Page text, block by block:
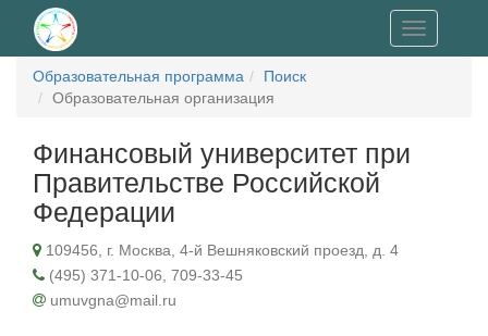
Toggle
navigation
Образовательная программа
Поиск
Образовательная организация
Финансовый университет при
Правительстве Российской
Федерации
109456, г. Москва, 4-й Вешняковский проезд, д. 4
(495) 371-10-06, 709-33-45
umuvgna@mail.ru